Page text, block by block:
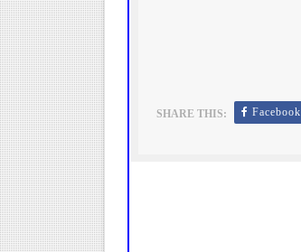
SHARE THIS: Facebook